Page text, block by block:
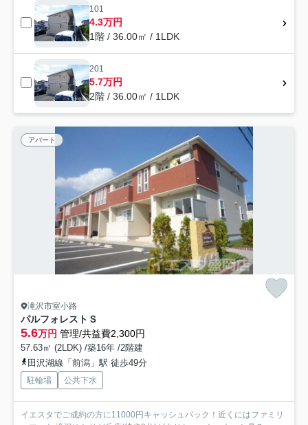
101
4.3万円
1階 / 36.00㎡ / 1LDK
201
5.7万円
2階 / 36.00㎡ / 1LDK
アパート
滝沢市室小路
パルフォレストＳ
5.6万円 管理/共益費2,300円
57.63㎡ (2LDK) /築16年 /2階建
田沢湖線「前潟」駅 徒歩49分
駐輪場 公共下水
イエスタでご成約の方に11000円キャッシュバック！近くにはファミリ